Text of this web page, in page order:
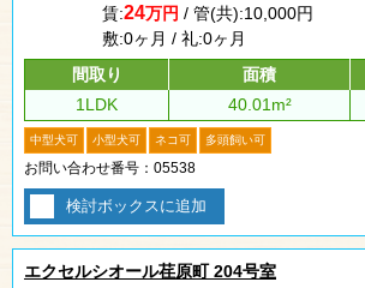
賃:24万円 / 管(共):10,000円
敷:0ヶ月 / 礼:0ヶ月
間取り
面積
1LDK
40.01m²
中型犬可 小型犬可 ネコ可 多頭飼い可
お問い合わせ番号：05538
検討ボックスに追加
エクセルシオール荏原町 204号室